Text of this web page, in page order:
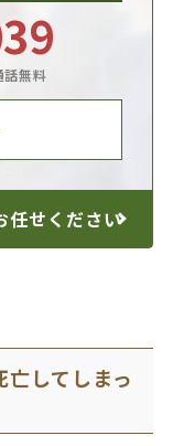
話無料
任せください
してしまっ